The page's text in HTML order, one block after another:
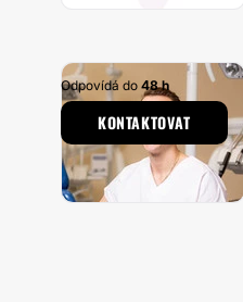
Odpovídá do 48 h
KONTAKTOVAT